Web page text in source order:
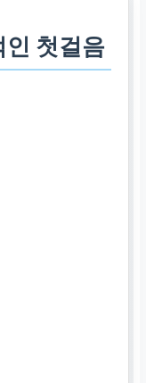
인 첫걸음